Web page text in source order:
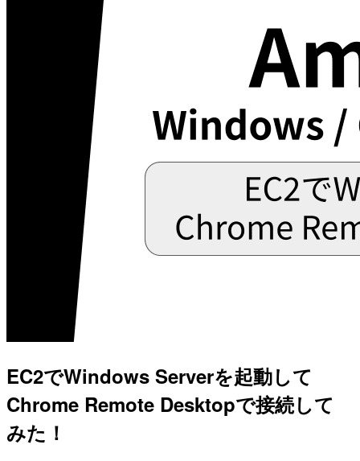
EC2でWindows Serverを起動して
Chrome Remote Desktopで接続して
みた！